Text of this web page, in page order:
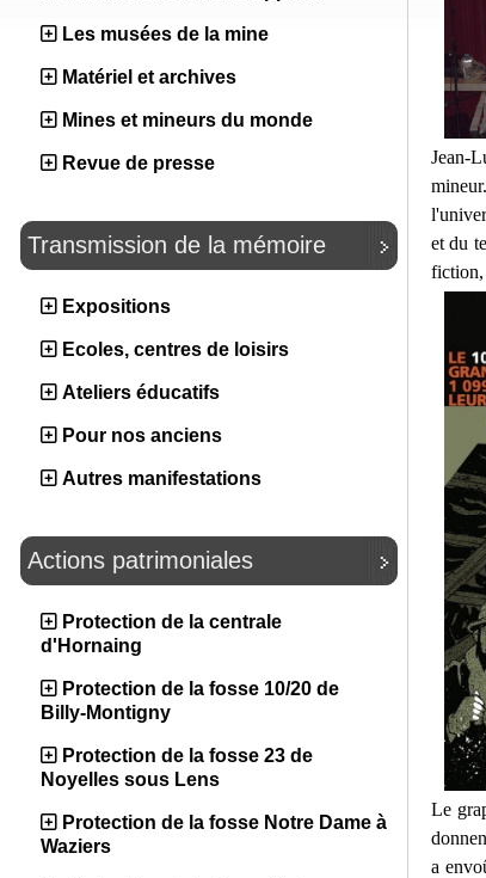
Les musées de la mine
Matériel et archives
Mines et mineurs du monde
Revue de presse
Transmission de la mémoire
Expositions
Ecoles, centres de loisirs
Ateliers éducatifs
Pour nos anciens
Autres manifestations
Actions patrimoniales
Protection de la centrale
d'Hornaing
Protection de la fosse 10/20 de
Billy-Montigny
Protection de la fosse 23 de
Noyelles sous Lens
Protection de la fosse Notre Dame à
Waziers
Jean-
et du
fiction,
Le
a